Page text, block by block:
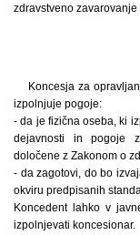
zdravstveno zavarovanje
Koncesja za
izpolnjuje pogoje:
- da je fizična oseba, ki
dejavnosti in pogoje
določene z Zakonom o
- da zagotovi, do bo
okviru predpisanih
Koncedent lahko v
izpolnjevati koncesionar.